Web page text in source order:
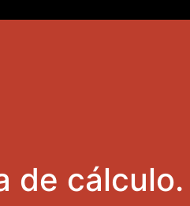
de